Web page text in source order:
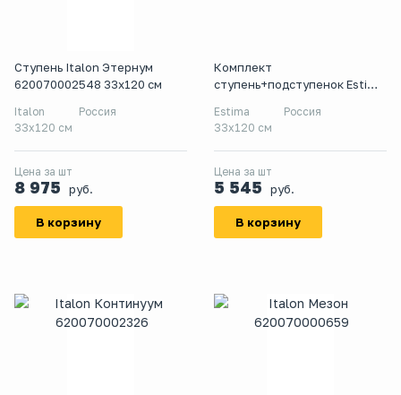
Ступень Italon Этернум
620070002548 33x120 см
Italon
Россия
33x120 см
Цена за шт
8 975 руб.
В корзину
Комплект
ступень+подступенок Estima
Estima
Россия
33x120 см
Цена за шт
5 545 руб.
В корзину